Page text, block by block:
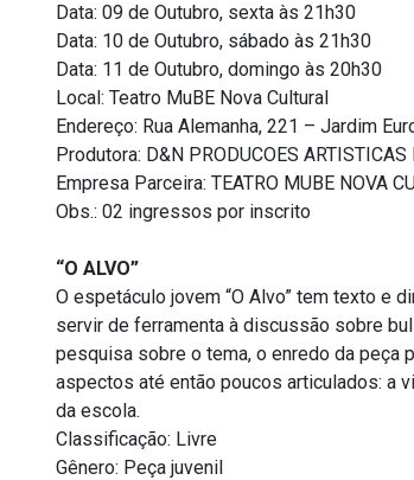
Data: 09 de Outubro, sexta às 21h30
Data: 10 de Outubro, sábado às 21h30
Data: 11 de Outubro, domingo às 20h30
Local: Teatro MuBE Nova Cultural
Endereço: Rua Alemanha, 221 – Jardim
Produtora: D&N PRODUCOES ARTISTICAS
Empresa Parceira: TEATRO MUBE NOVA
Obs.: 02 ingressos por inscrito
“O ALVO”
O espetáculo jovem “O Alvo” tem texto e
servir de ferramenta à discussão sobre
pesquisa sobre o tema, o enredo da peça
aspectos até então poucos articulados: a
da escola.
Classificação: Livre
Gênero: Peça juvenil